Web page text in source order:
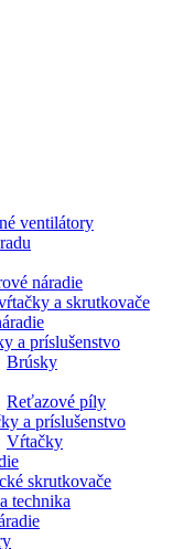
ventilátory
náradie
a skrutkovače
a príslušenstvo
Brúsky
Reťazové píly
a príslušenstvo
Vŕtačky
skrutkovače
technika